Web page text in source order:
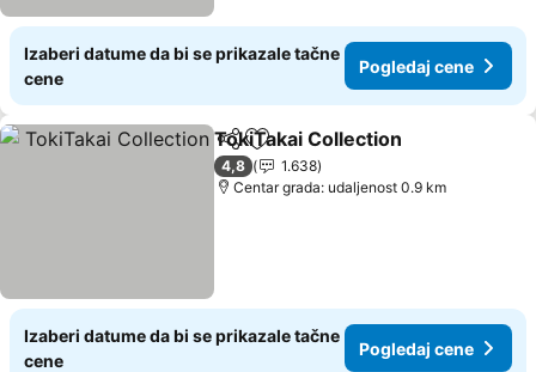
Izaberi datume da bi se prikazale tačne
cene
Pogledaj cene
Deli Dodati u favorite
TokiTakai Collection
4,8
1.638
Centar grada: udaljenost 0.9 km
Izaberi datume da bi se prikazale tačne
cene
Pogledaj cene